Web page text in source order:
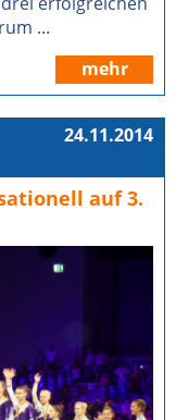
...
mehr
24.11.2014
auf 3.